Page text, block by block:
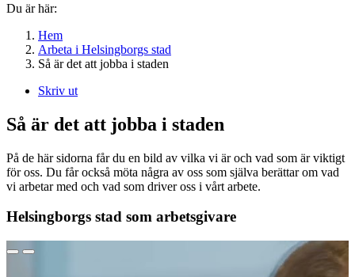
Du är här:
Hem
Arbeta i Helsingborgs stad
Så är det att jobba i staden
Skriv ut
Så är det att jobba i staden
På de här sidorna får du en bild av vilka vi är och vad som är viktigt
för oss. Du får också möta några av oss som själva berättar om vad
vi arbetar med och vad som driver oss i vårt arbete.
Helsingborgs stad som arbetsgivare